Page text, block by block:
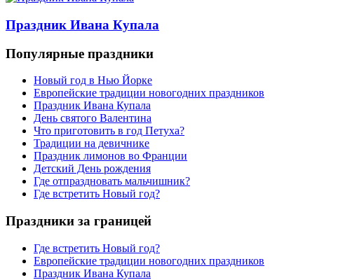
Праздник Ивана Купала
Популярные праздники
Новый год в Нью Йорке
Европейские традиции новогодних праздников
Праздник Ивана Купала
День святого Валентина
Что приготовить в год Петуха?
Традиции на девичнике
Праздник лимонов во Франции
Детский День рождения
Где отпраздновать мальчишник?
Где встретить Новый год?
Праздники за границей
Где встретить Новый год?
Европейские традиции новогодних праздников
Праздник Ивана Купала